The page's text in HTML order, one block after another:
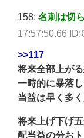
158: 名刺は切
17:57:50.66
>>117
将来全部上が
一時的に暴落
当益は早く多
将来上げ下げ
配当益の分おト